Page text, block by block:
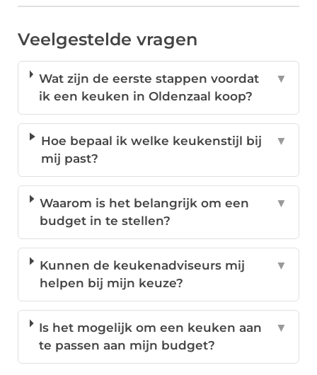
Veelgestelde vragen
Wat zijn de eerste stappen voordat
ik een keuken in Oldenzaal koop?
▼
Hoe bepaal ik welke keukenstijl bij
mij past?
▼
Waarom is het belangrijk om een
budget in te stellen?
▼
Kunnen de keukenadviseurs mij
helpen bij mijn keuze?
▼
Is het mogelijk om een keuken aan
te passen aan mijn budget?
▼